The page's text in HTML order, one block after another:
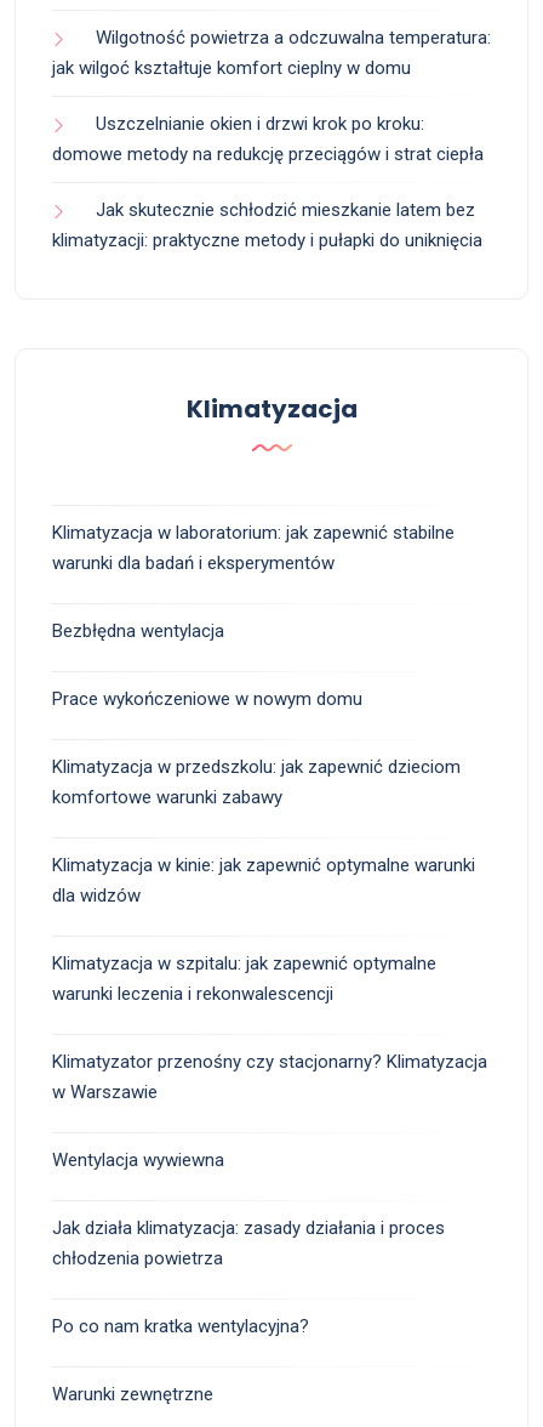
Wilgotność powietrza a odczuwalna temperatura:
jak wilgoć kształtuje komfort cieplny w domu
Uszczelnianie okien i drzwi krok po kroku:
domowe metody na redukcję przeciągów i strat ciepła
Jak skutecznie schłodzić mieszkanie latem bez
klimatyzacji: praktyczne metody i pułapki do uniknięcia
Klimatyzacja
Klimatyzacja w laboratorium: jak zapewnić stabilne
warunki dla badań i eksperymentów
Bezbłędna wentylacja
Prace wykończeniowe w nowym domu
Klimatyzacja w przedszkolu: jak zapewnić dzieciom
komfortowe warunki zabawy
Klimatyzacja w kinie: jak zapewnić optymalne warunki
dla widzów
Klimatyzacja w szpitalu: jak zapewnić optymalne
warunki leczenia i rekonwalescencji
Klimatyzator przenośny czy stacjonarny? Klimatyzacja
w Warszawie
Wentylacja wywiewna
Jak działa klimatyzacja: zasady działania i proces
chłodzenia powietrza
Po co nam kratka wentylacyjna?
Warunki zewnętrzne